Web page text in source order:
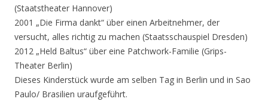
(Staatstheater Hannover)
2001 „Die Firma dankt“ über einen Arbeitnehmer, der
versucht, alles richtig zu machen (Staatsschauspiel Dresden)
2012 „Held Baltus“ über eine Patchwork-Familie (Grips-
Theater Berlin)
Dieses Kinderstück wurde am selben Tag in Berlin und in Sao
Paulo/ Brasilien uraufgeführt.